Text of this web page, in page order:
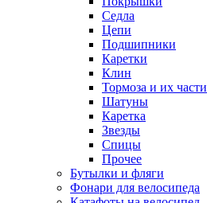
Седла
Цепи
Подшипники
Каретки
Клин
Тормоза и их части
Шатуны
Каретка
Звезды
Спицы
Прочее
Бутылки и фляги
Фонари для велосипеда